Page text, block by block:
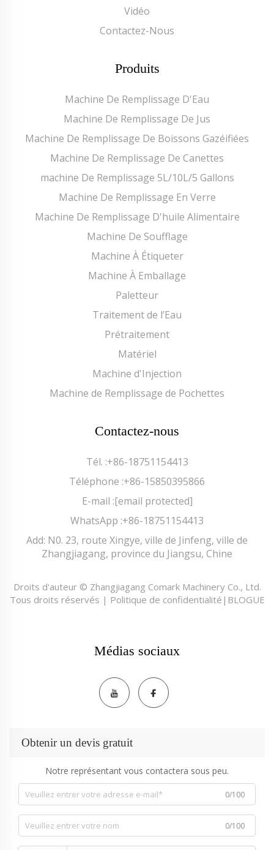
Vidéo
Contactez-Nous
Produits
Machine De Remplissage D'Eau
Machine De Remplissage De Jus
Machine De Remplissage De Boissons Gazéifiées
Machine De Remplissage De Canettes
machine De Remplissage 5L/10L/5 Gallons
Machine De Remplissage En Verre
Machine De Remplissage D'huile Alimentaire
Machine De Soufflage
Machine À Étiqueter
Machine À Emballage
Paletteur
Traitement de l’Eau
Prétraitement
Matériel
Machine d'Injection
Machine de Remplissage de Pochettes
Contactez-nous
Tél. :+86-18751154413
Téléphone :+86-15850395866
E-mail :[email protected]
WhatsApp :+86-18751154413
Add: N0. 23, route Xingye, ville de Jinfeng, ville de
Zhangjiagang, province du Jiangsu, Chine
Droits d'auteur © Zhangjiagang Comark Machinery Co., Ltd.
Tous droits réservés | Politique de confidentialité | BLOGUE
Médias sociaux
Obtenir un devis gratuit
Notre représentant vous contactera sous peu.
0/100
0/100